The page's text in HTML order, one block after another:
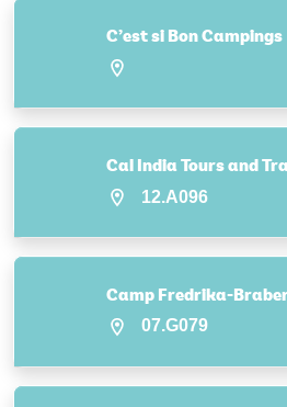
C’est si Bon Campings
Cal India Tours and
12.A096
Camp Fredrika-
07.G079